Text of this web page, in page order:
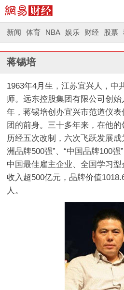
新闻 体育 NBA 娱乐 财经 股票
蒋锡培
1963年4月生，江苏宜兴人，中
师。远东控股集团有限公司创
年，蒋锡培创办宜兴市范道仪
团的前身。三十多年来，在他
历经五次改制，六次飞跃发展成
洲品牌500强”、“中国品牌100强
中国最佳雇主企业、全国学习
收入超500亿元，品牌价值
人。